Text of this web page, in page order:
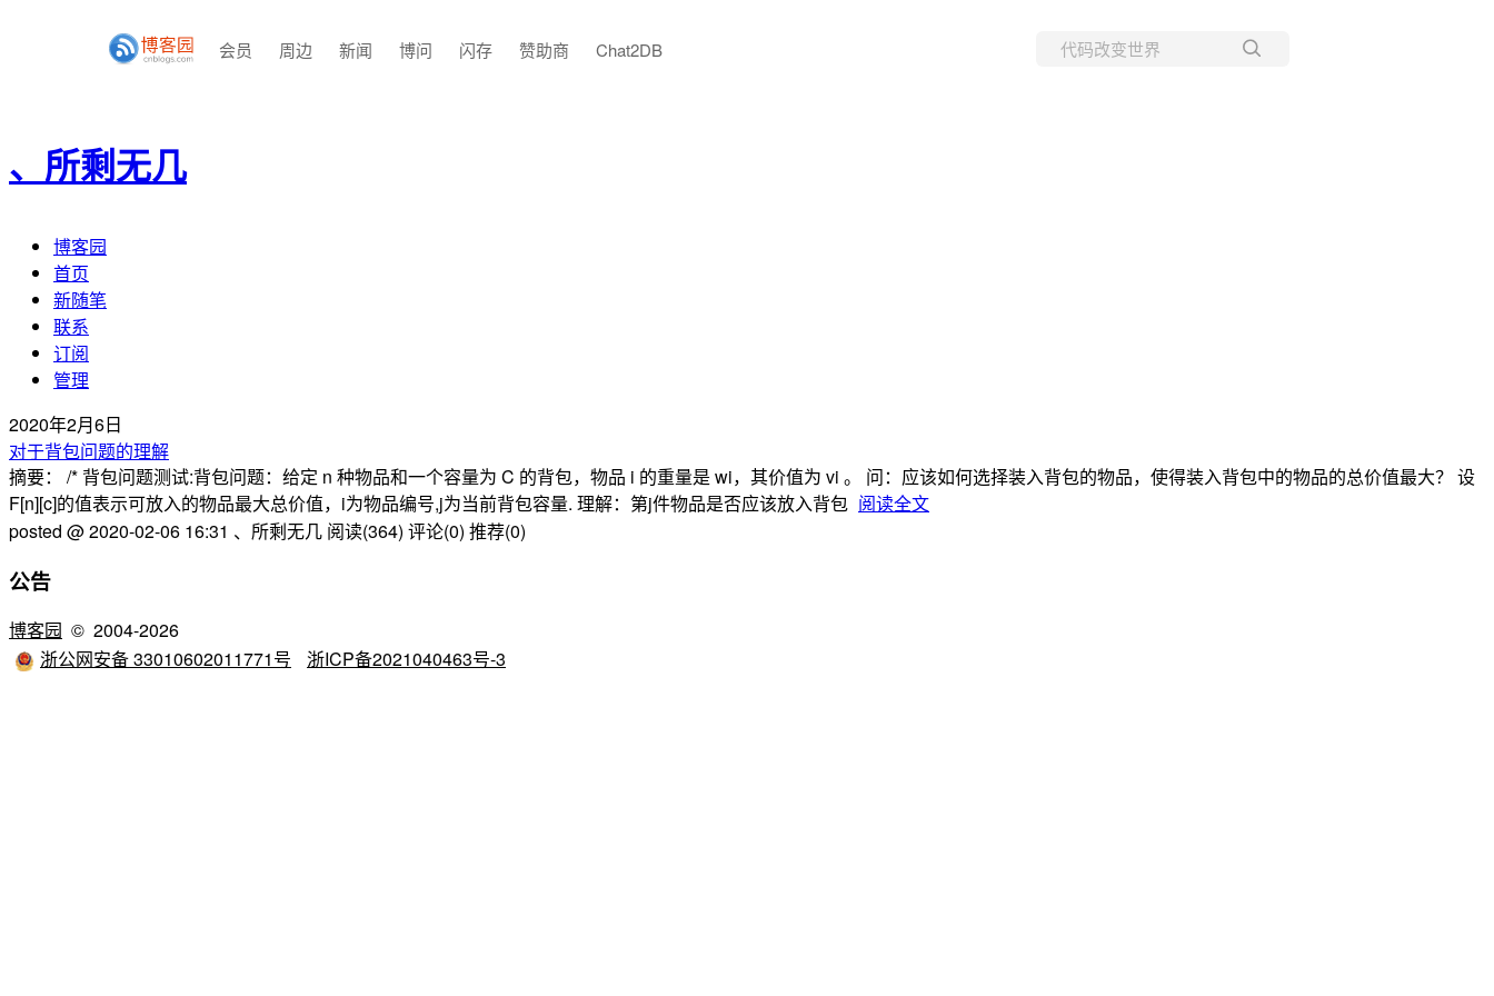
会员 周边 新闻 博问 闪存 赞助商 Chat2DB
、所剩无几
博客园
首页
新随笔
联系
订阅
管理
2020年2月6日
对于背包问题的理解
摘要： /* 背包问题测试:背包问题：给定 n 种物品和一个容量为 C 的背包，物品 i 的重量是 wi，其价值为 vi 。 问：应该如何选择装入背包的物品，使得装入背包中的物品的总价值最大？ 设
F[n][c]的值表示可放入的物品最大总价值，i为物品编号,j为当前背包容量. 理解：第j件物品是否应该放入背包 阅读全文
posted @ 2020-02-06 16:31 、所剩无几 阅读(364) 评论(0) 推荐(0)
公告
博客园 © 2004-2026
浙公网安备 33010602011771号
浙ICP备2021040463号-3